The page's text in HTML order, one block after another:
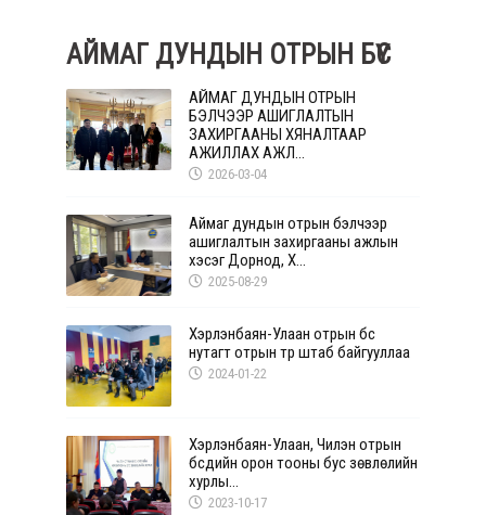
АЙМАГ ДУНДЫН ОТРЫН БҮС
АЙМАГ ДУНДЫН ОТРЫН
БЭЛЧЭЭР АШИГЛАЛТЫН
ЗАХИРГААНЫ ХЯНАЛТААР
АЖИЛЛАХ АЖЛ...
2026-03-04
Аймаг дундын отрын бэлчээр
ашиглалтын захиргааны ажлын
хэсэг Дорнод, Х...
2025-08-29
Хэрлэнбаян-Улаан отрын бүс
нутагт отрын түр штаб байгууллаа
2024-01-22
Хэрлэнбаян-Улаан, Чилэн отрын
бүсүүдийн орон тооны бус зөвлөлийн
хурлы...
2023-10-17